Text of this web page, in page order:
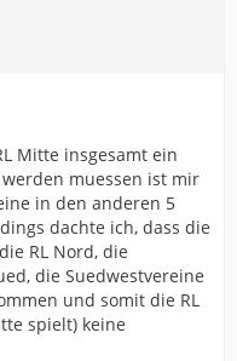
Mitte insgesamt ein
muessen ist mir
in den anderen 5
dachte ich, dass die
RL Nord, die
die Suedwestvereine
und somit die RL
spielt) keine